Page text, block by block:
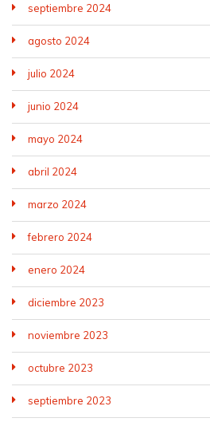
septiembre 2024
agosto 2024
julio 2024
junio 2024
mayo 2024
abril 2024
marzo 2024
febrero 2024
enero 2024
diciembre 2023
noviembre 2023
octubre 2023
septiembre 2023